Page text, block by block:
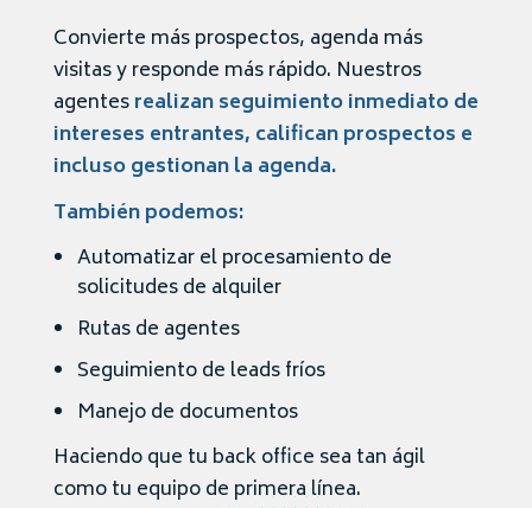
Convierte más prospectos, agenda más
visitas y responde más rápido. Nuestros
agentesrealizan seguimiento inmediato de
intereses entrantes, califican prospectos e
incluso gestionan la agenda.
También podemos:
Automatizar el procesamiento de
solicitudes de alquiler
Rutas de agentes
Seguimiento de leads fríos
Manejo de documentos
Haciendo que tu back office sea tan ágil
como tu equipo de primera línea.